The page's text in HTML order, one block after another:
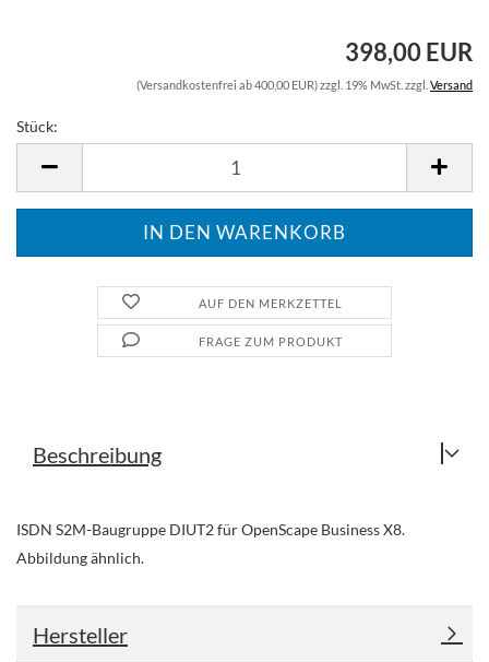
398,00 EUR
(Versandkostenfrei ab 400,00 EUR) zzgl. 19% MwSt. zzgl. Versand
Stück:
AUF DEN MERKZETTEL
FRAGE ZUM PRODUKT
Beschreibung
ISDN S2M-Baugruppe DIUT2 für OpenScape Business X8.
Abbildung ähnlich.
Hersteller